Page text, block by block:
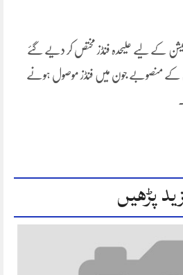
کے لیے علیحدہ فنڈز مختص کر دیے گئے
کلومیٹر سڑکوں کے منصوبے جون میں فنڈز موصول ہونے
پڑھیں